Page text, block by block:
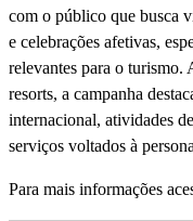
com o público que busca
e celebrações afetivas,
relevantes para o turismo.
resorts, a campanha
internacional, atividades
serviços voltados à
Para mais informações